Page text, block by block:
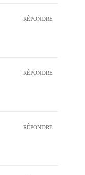
RÉPONDRE
RÉPONDRE
RÉPONDRE